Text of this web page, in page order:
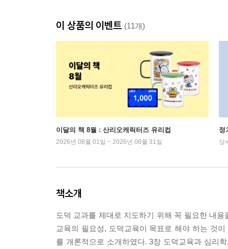
이 상품의 이벤트 (11개)
이달의 책 8월 : 산리오캐릭터즈 유리컵
2026년 08월 01일 ~ 2026년 08월 31일
정
상
책소개
도덕 교과를 제대로 지도하기 위해 꼭 필요한 내
교육의 필요성, 도덕교육이 목표로 해야 하는 것
를 개론적으로 소개하였다. 3장 도덕교육과 심리